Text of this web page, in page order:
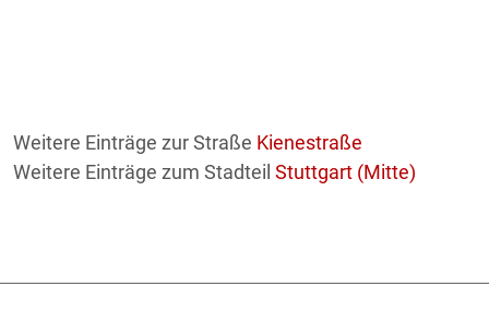
Weitere Einträge zur Straße Kienestraße
Weitere Einträge zum Stadteil Stuttgart (Mitte)